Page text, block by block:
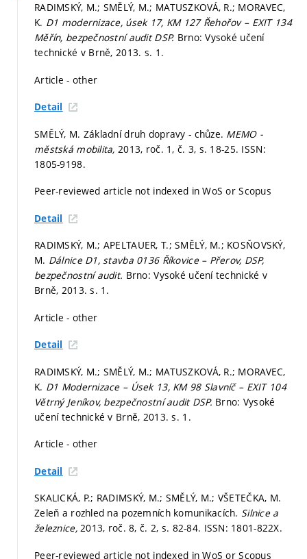
RADIMSKÝ, M.; SMĚLÝ, M.; MATUSZKOVÁ, R.; MORAVEC,
K. D1 modernizace, úsek 17, KM 127 Řehořov – EXIT 134
Měřín, bezpečnostní audit DSP. Brno: Vysoké učení
technické v Brně, 2013. s. 1.
Article - other
Detail
SMĚLÝ, M. Základní druh dopravy - chůze. MEMO -
městská mobilita, 2013, roč. 1, č. 3, s. 18-25. ISSN:
1805-9198.
Peer-reviewed article not indexed in WoS or Scopus
Detail
RADIMSKÝ, M.; APELTAUER, T.; SMĚLÝ, M.; KOSŇOVSKÝ,
M. Dálnice D1, stavba 0136 Říkovice – Přerov, DSP,
bezpečnostní audit. Brno: Vysoké učení technické v
Brně, 2013.s. 1.
Article - other
Detail
RADIMSKÝ, M.; SMĚLÝ, M.; MATUSZKOVÁ, R.; MORAVEC,
K. D1 Modernizace – Úsek 13, KM 98 Slavníč – EXIT 104
Větrný Jeníkov, bezpečnostní audit DSP. Brno: Vysoké
učení technické v Brně, 2013.s. 1.
Article - other
Detail
SKALICKÁ, P.; RADIMSKÝ, M.; SMĚLÝ, M.; VŠETEČKA, M.
Zeleň a rozhled na pozemních komunikacích. Silnice a
železnice,2013, roč. 8, č. 2, s. 82-84. ISSN: 1801-822X.
Peer-reviewed article not indexed in WoS or Scopus